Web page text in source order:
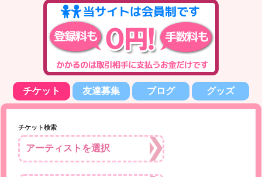
チケット 友達募集 ブログ グッズ
チケット検索